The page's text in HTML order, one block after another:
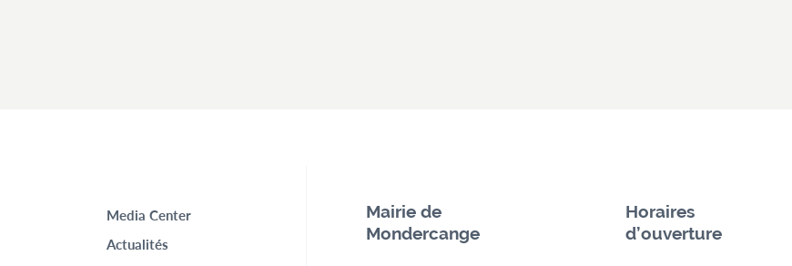
Mairie de
Mondercange
Horaires
d’ouverture
Top
menu
Media Center
Actualités